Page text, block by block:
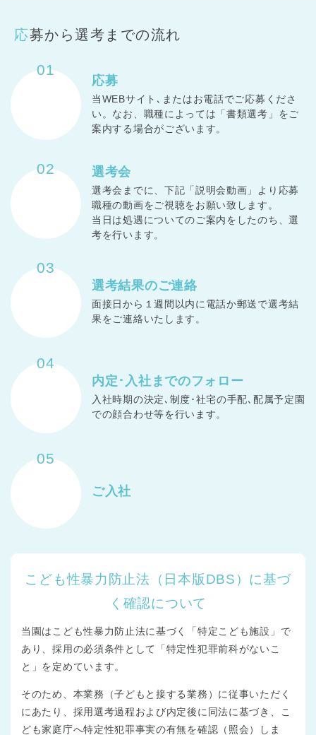
応募から選考までの流れ
01
応募
当WEBサイト､またはお電話でご応募くださ
い。なお、職種によっては「書類選考」をご
案内する場合がございます。
02 選考会
選考会までに、下記「説明会動画」より応募
職種の動画をご視聴をお願い致します。
当日は処遇についてのご案内をしたのち、選
考を行います。
03
選考結果のご連絡
面接日から１週間以内に電話か郵送で選考結
果をご連絡いたします。
04
内定･入社までのフォロー
入社時期の決定､制度･社宅の手配､配属予定園
での顔合わせ等を行います。
05
ご入社
こども性暴力防止法（日本版DBS）に基づ
く確認について
当園はこども性暴力防止法に基づく「特定こども施設」で
あり、採用の必須条件として「特定性犯罪前科がないこ
と」を定めています。
そのため、本業務（子どもと接する業務）に従事いただく
にあたり、採用選考過程および内定後に同法に基づき、こ
ども家庭庁へ特定性犯罪事実の有無を確認（照会）しま